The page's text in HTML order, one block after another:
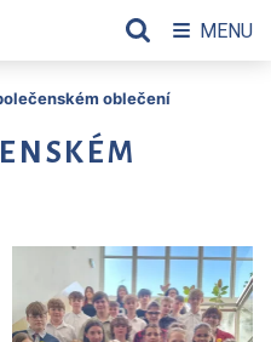
oblečení
MENU